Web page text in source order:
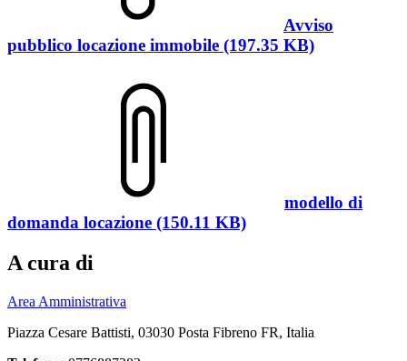
Avviso
pubblico locazione immobile (197.35 KB)
modello di
domanda locazione (150.11 KB)
A cura di
Area Amministrativa
Piazza Cesare Battisti, 03030 Posta Fibreno FR, Italia